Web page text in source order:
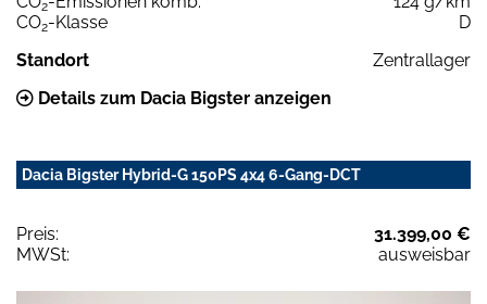
2
CO2-Klasse
D
Standort
Zentrallager
Details zum Dacia Bigster anzeigen
Dacia Bigster Hybrid-G 150PS 4x4 6-Gang-DCT
Preis:
31.399,00 €
MWSt:
ausweisbar